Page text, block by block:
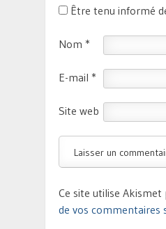
Être tenu informé
Nom *
E-mail *
Site web
Ce site utilise Akismet
de vos commentaires